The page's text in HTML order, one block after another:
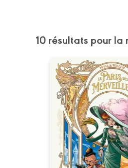
10 résultats pour la
Le Paris
Vol. 02
Date
15/11/2023
Bienvenue dans le
Merveilles